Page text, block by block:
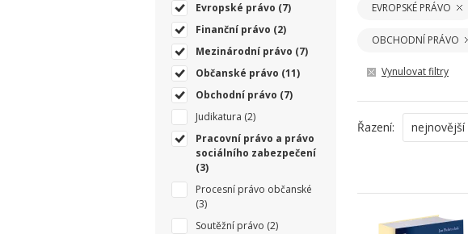
Evropské právo (7)
Finanční právo (2)
Mezinárodní právo (7)
Občanské právo (11)
Obchodní právo (7)
Judikatura (2)
Pracovní právo a právo
sociálního zabezpečení
(3)
Procesní právo občanské
(3)
Soutěžní právo (2)
EVROPSKÉ PRÁVO
OBCHODNÍ PRÁVO
Vynulovat filtry
Řazení: nejnovější